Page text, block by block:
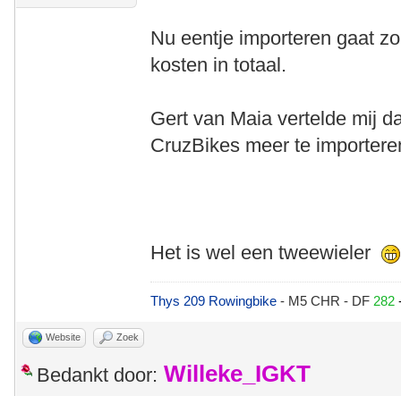
Nu eentje importeren gaat
kosten in totaal.
Gert van Maia vertelde mij
CruzBikes meer te
Het is wel een tweewieler
Thys 209 Rowingbike- M5 CHR - DF 282
Website Zoek
Bedankt door: Willeke_IGKT